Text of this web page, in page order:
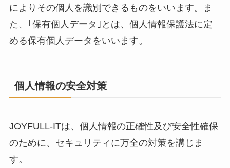
によりその個人を識別できるものをいいます。ま
た、｢保有個人データ｣とは、個人情報保護法に定
める保有個人データをいいます。
個人情報の安全対策
JOYFULL-ITは、個人情報の正確性及び安全性確保
のために、セキュリティに万全の対策を講じま
す。